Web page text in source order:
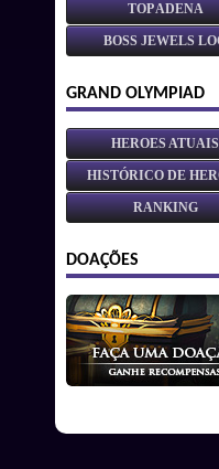
TOP ADENA
BOSS JEWELS
GRAND OLYMPIAD
HEROES ATUAIS
HISTÓRICO DE
RANKING
DOAÇÕES